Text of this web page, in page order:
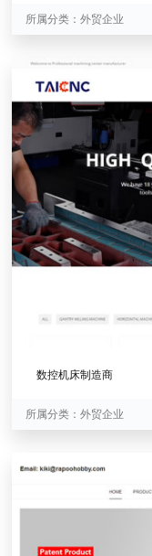
所属分类：外贸企业
数控机床制造商
所属分类：外贸企业